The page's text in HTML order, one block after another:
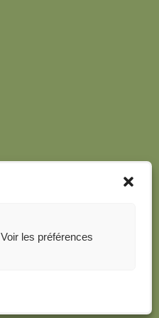
Voir les préférences